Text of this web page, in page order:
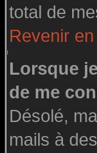
total de
Revenir
Lorsque
de me
Désolé,
mails à